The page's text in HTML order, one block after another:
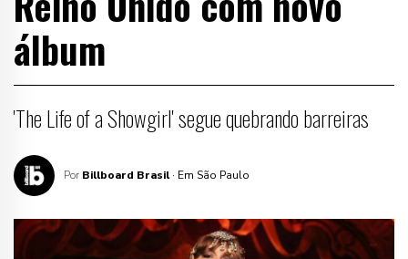
álbum
'The Life of a Showgirl' segue quebrando barreiras
Por Billboard Brasil · Em São Paulo